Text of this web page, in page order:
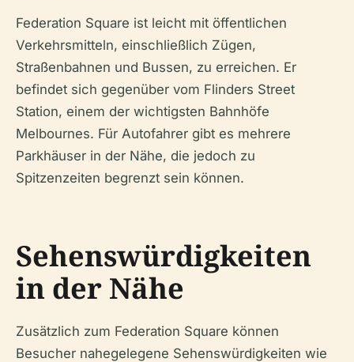
Federation Square ist leicht mit öffentlichen
Verkehrsmitteln, einschließlich Zügen,
Straßenbahnen und Bussen, zu erreichen. Er
befindet sich gegenüber vom Flinders Street
Station, einem der wichtigsten Bahnhöfe
Melbournes. Für Autofahrer gibt es mehrere
Parkhäuser in der Nähe, die jedoch zu
Spitzenzeiten begrenzt sein können.
Sehenswürdigkeiten
in der Nähe
Zusätzlich zum Federation Square können
Besucher nahegelegene Sehenswürdigkeiten wie